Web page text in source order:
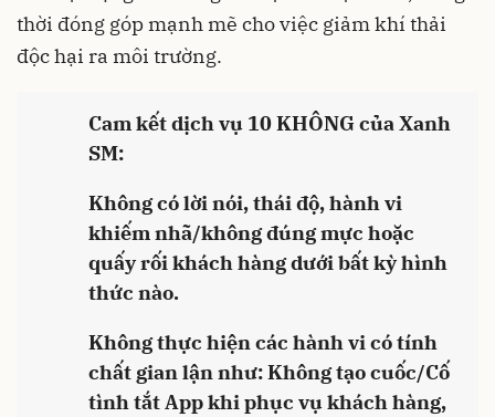
thời đóng góp mạnh mẽ cho việc giảm khí thải
độc hại ra môi trường.
Cam kết dịch vụ 10 KHÔNG của Xanh
SM:
Không có lời nói, thái độ, hành vi
khiếm nhã/không đúng mực hoặc
quấy rối khách hàng dưới bất kỳ hình
thức nào.
Không thực hiện các hành vi có tính
chất gian lận như: Không tạo cuốc/Cố
tình tắt App khi phục vụ khách hàng,